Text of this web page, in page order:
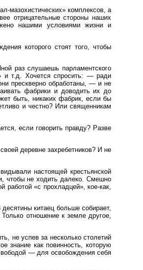
мазохистических» комплексов, а
отрицательные стороны наших
нашими условиями жизни и
которого стоят того, чтобы
раз слушаешь парламентского
и т.д. Хочется спросить: — ради
прескверно обработаны, — и не
фабрики и доводить их до
быть, никаких фабрик, если бы
и честно? Или священникам
если говорить правду? Разве
деревне захребетников? И не
настоящей крестьянской
чтобы не ходить далеко. Смешно
работой «с прохладцей», кое-как,
китаец больше собирает,
отношение к земле другое,
не успев за несколько столетий
знание как повинность, которую
— для освобождения себя